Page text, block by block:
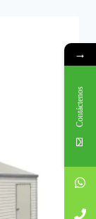
→
Contáctenos